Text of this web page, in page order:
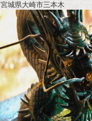
城県大崎市三本木